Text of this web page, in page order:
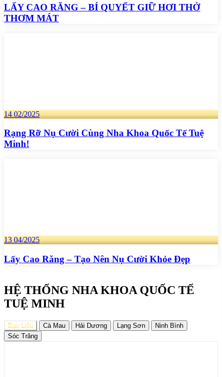
LẤY CAO RĂNG – BÍ QUYẾT GIỮ HƠI THỞ
THƠM MÁT
14 02/2025
Rạng Rỡ Nụ Cười Cùng Nha Khoa Quốc Tế Tuệ
Minh!
13 04/2025
Lấy Cao Răng – Tạo Nên Nụ Cười Khỏe Đẹp
HỆ THỐNG NHA KHOA QUỐC TẾ
TUỆ MINH
Bạc Liêu Cà Mau Hải Dương Lạng Sơn
Ninh Bình
Sóc Trăng